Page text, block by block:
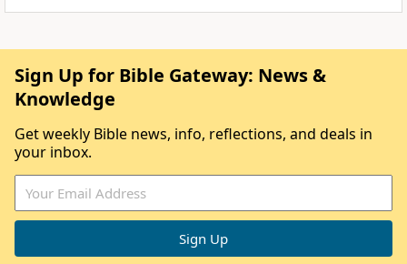
Sign Up for Bible Gateway: News &
Knowledge
Get weekly Bible news, info, reflections, and deals in
your inbox.